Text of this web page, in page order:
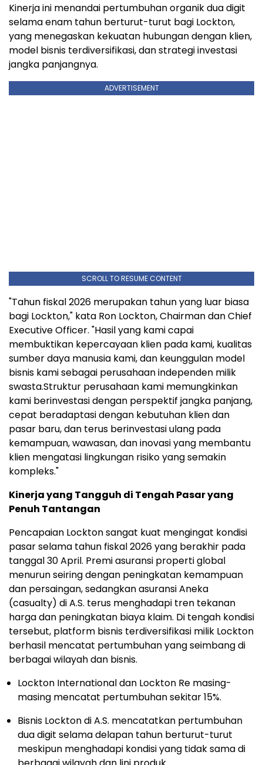
Kinerja ini menandai pertumbuhan organik dua digit
selama enam tahun berturut-turut bagi Lockton,
yang menegaskan kekuatan hubungan dengan klien,
model bisnis terdiversifikasi, dan strategi investasi
jangka panjangnya.
ADVERTISEMENT
SCROLL TO RESUME CONTENT
"Tahun fiskal 2026 merupakan tahun yang luar biasa
bagi Lockton," kata Ron Lockton, Chairman dan Chief
Executive Officer. "Hasil yang kami capai
membuktikan kepercayaan klien pada kami, kualitas
sumber daya manusia kami, dan keunggulan model
bisnis kami sebagai perusahaan independen milik
swasta.Struktur perusahaan kami memungkinkan
kami berinvestasi dengan perspektif jangka panjang,
cepat beradaptasi dengan kebutuhan klien dan
pasar baru, dan terus berinvestasi ulang pada
kemampuan, wawasan, dan inovasi yang membantu
klien mengatasi lingkungan risiko yang semakin
kompleks."
Kinerja yang Tangguh di Tengah Pasar yang
Penuh Tantangan
Pencapaian Lockton sangat kuat mengingat kondisi
pasar selama tahun fiskal 2026 yang berakhir pada
tanggal 30 April. Premi asuransi properti global
menurun seiring dengan peningkatan kemampuan
dan persaingan, sedangkan asuransi Aneka
(casualty) di A.S. terus menghadapi tren tekanan
harga dan peningkatan biaya klaim. Di tengah kondisi
tersebut, platform bisnis terdiversifikasi milik Lockton
berhasil mencatat pertumbuhan yang seimbang di
berbagai wilayah dan bisnis.
Lockton International dan Lockton Re masing-
masing mencatat pertumbuhan sekitar 15%.
Bisnis Lockton di A.S. mencatatkan pertumbuhan
dua digit selama delapan tahun berturut-turut
meskipun menghadapi kondisi yang tidak sama di